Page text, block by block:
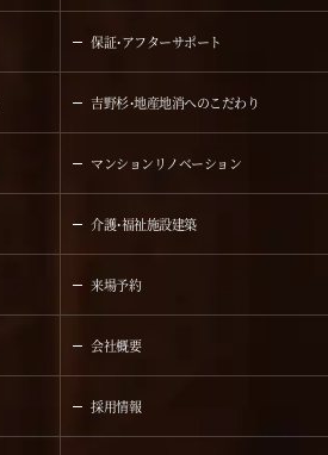
保証・アフターサポート
吉野杉・地産地消へのこだわり
マンションリノベーション
介護・福祉施設建築
来場予約
会社概要
採用情報